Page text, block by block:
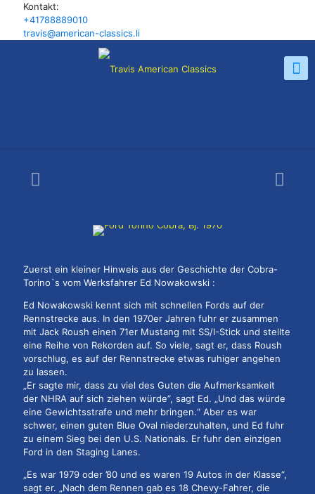
Kontakt:
+41788889010
travis@american-classics.li
Zuerst ein kleiner Hinweis aus der Geschichte der Cobra-
Torino`s vom Werksfahrer Ed Nowakowski :
Ed Nowakowski kennt sich mit schnellen Fords auf der
Rennstrecke aus. In den 1970er Jahren fuhr er zusammen
mit Jack Roush einen 71er Mustang mit SS/I-Stick und stellte
eine Reihe von Rekorden auf. So viele, sagt er, dass Roush
vorschlug, es auf der Rennstrecke etwas ruhiger angehen
zu lassen.
„Er sagte mir, dass zu viel des Guten die Aufmerksamkeit
der NHRA auf sich ziehen würde“, sagt Ed. „Und das würde
eine Gewichtsstrafe und mehr bringen.“ Aber es war
schwer, einen guten Blue Oval niederzuhalten, und Ed fuhr
zu einem Sieg bei den U.S. Nationals. Er fuhr den einzigen
Ford in den Staging Lanes.
„Es war 1979 oder ’80 und es waren 19 Autos in der Klasse“,
sagt er. „Nach dem Rennen gab es 18 Chevy-Fahrer, die